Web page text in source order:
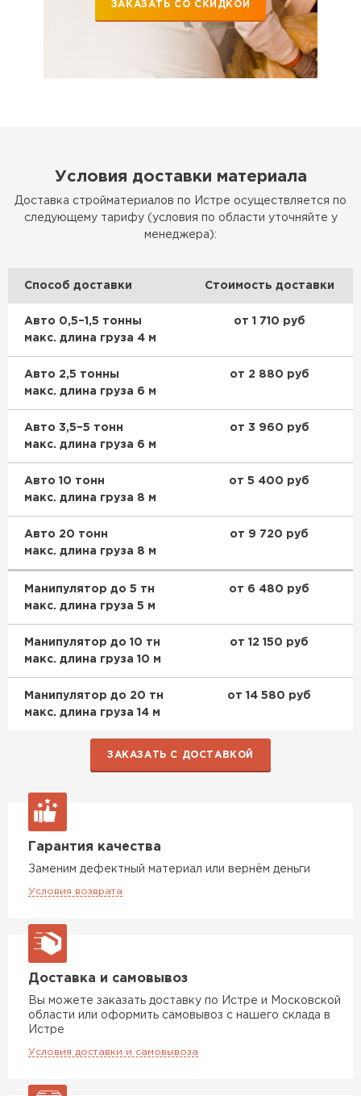
ЗАКАЗАТЬ СО СКИДКОЙ
Условия доставки материала
Доставка стройматериалов по Истре осуществляется по
следующему тарифу (условия по области уточняйте у
менеджера):
Способ доставки Стоимость доставки
Авто 0,5–1,5 тонны
макс. длина груза 4 м
от 1 710 руб
Авто 2,5 тонны
макс. длина груза 6 м
от 2 880 руб
Авто 3,5–5 тонн
макс. длина груза 6 м
от 3 960 руб
Авто 10 тонн
макс. длина груза 8 м
от 5 400 руб
Авто 20 тонн
макс. длина груза 8 м
от 9 720 руб
Манипулятор до 5 тн
макс. длина груза 5 м
от 6 480 руб
Манипулятор до 10 тн
макс. длина груза 10 м
от 12 150 руб
Манипулятор до 20 тн
макс. длина груза 14 м
от 14 580 руб
ЗАКАЗАТЬ С ДОСТАВКОЙ
Гарантия качества
Заменим дефектный материал или вернём деньги
Условия возврата
Доставка и самовывоз
Вы можете заказать доставку по Истре и Московской
области или оформить самовывоз с нашего склада в
Истре
Условия доставки и самовывоза